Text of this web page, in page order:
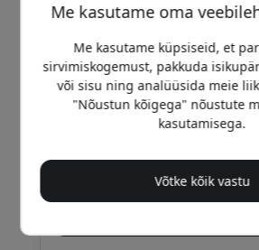
124.99
Saa e-kiri, kui see on jälle
Sisesta oma e-posti aadress ja
Me kasutame oma
Me kasutame küpsiseid, et
sirvimiskogemust, pakkuda
või sisu ning analüüsida meie
"Nõustun kõigega" nõustute
kasutamisega.
Võtke kõik vastu